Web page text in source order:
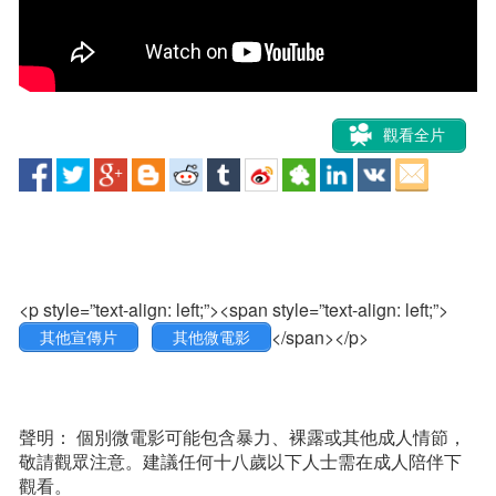
觀看全片
<p style=”text-align: left;”><span style=”text-align: left;”>
其他宣傳片 其他微電影 </span></p>
聲明： 個別微電影可能包含暴力、裸露或其他成人情節，
敬請觀眾注意。建議任何十八歲以下人士需在成人陪伴下
觀看。